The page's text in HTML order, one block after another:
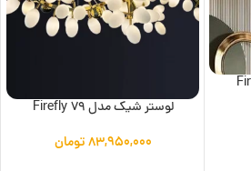
لوستر شیک مدل Firefly 79
۸۳,۹۵۰,۰۰۰تومان